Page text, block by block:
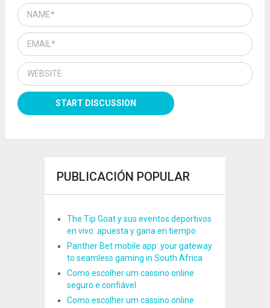
PUBLICACIÓN POPULAR
The Tip Goat y sus eventos deportivos
en vivo: apuesta y gana en tiempo
Panther Bet mobile app: your gateway
to seamless gaming in South Africa
Como escolher um cassino online
seguro e confiável
Como escolher um cassino online